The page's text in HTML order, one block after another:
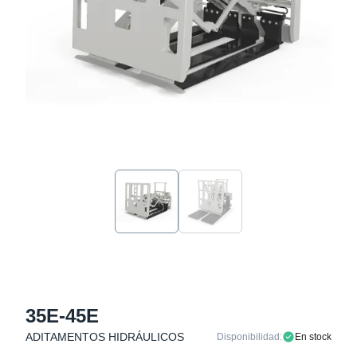
35E-45E
ADITAMENTOS HIDRÁULICOS Disponibilidad: En stock